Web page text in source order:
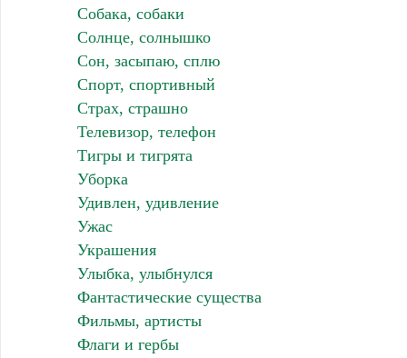
Собака, собаки
Солнце, солнышко
Сон, засыпаю, сплю
Спорт, спортивный
Страх, страшно
Телевизор, телефон
Тигры и тигрята
Уборка
Удивлен, удивление
Ужас
Украшения
Улыбка, улыбнулся
Фантастические существа
Фильмы, артисты
Флаги и гербы